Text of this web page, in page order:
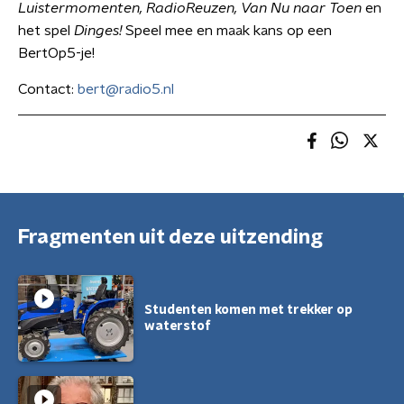
Luistermomenten, RadioReuzen, Van Nu naar Toen en
het spel Dinges!Speel mee en maak kans op een
BertOp5-je!
Contact: bert@radio5.nl
Fragmenten uit deze uitzending
Studenten komen met trekker op
waterstof